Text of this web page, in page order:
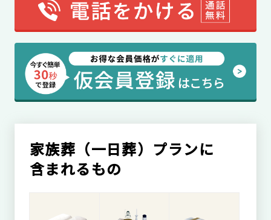
家族葬（一日葬）プランに
含まれるもの